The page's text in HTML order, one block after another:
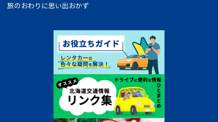
旅のおわりに思い出おかず